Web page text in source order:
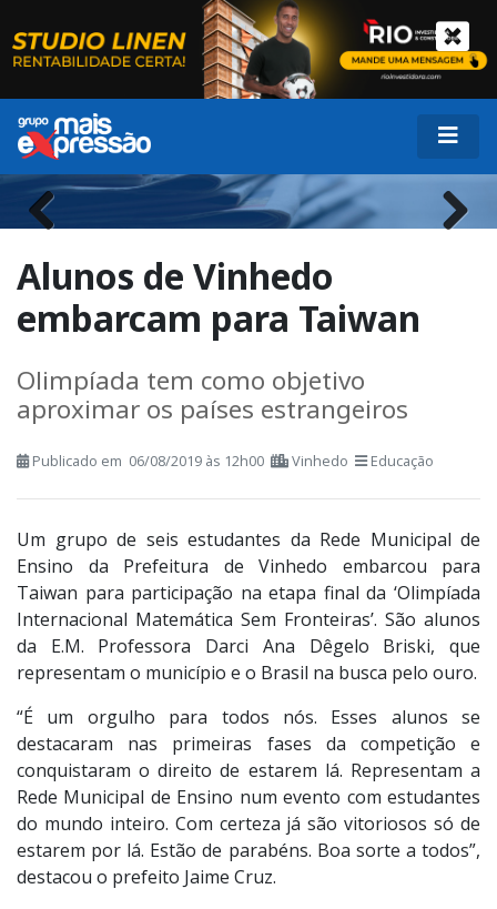
Previous
Alunos de Vinhedo
embarcam para Taiwan
Olimpíada tem como objetivo
aproximar os países estrangeiros
Publicado em 06/08/2019 às 12h00 Vinhedo Educação
Um grupo de seis estudantes da Rede Municipal de
Ensino da Prefeitura de Vinhedo embarcou para
Taiwan para participação na etapa final da ‘Olimpíada
Internacional Matemática Sem Fronteiras’. São alunos
da E.M. Professora Darci Ana Dêgelo Briski, que
representam o município e o Brasil na busca pelo ouro.
“É um orgulho para todos nós. Esses alunos se
destacaram nas primeiras fases da competição e
conquistaram o direito de estarem lá. Representam a
Rede Municipal de Ensino num evento com estudantes
do mundo inteiro. Com certeza já são vitoriosos só de
estarem por lá. Estão de parabéns. Boa sorte a todos”,
destacou o prefeito Jaime Cruz.